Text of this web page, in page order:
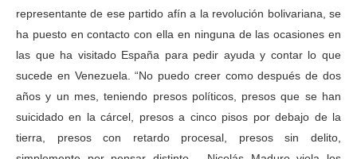
representante de ese partido afín a la revolución bolivariana, se
ha puesto en contacto con ella en ninguna de las ocasiones en
las que ha visitado España para pedir ayuda y contar lo que
sucede en Venezuela. “No puedo creer como después de dos
años y un mes, teniendo presos políticos, presos que se han
suicidado en la cárcel, presos a cinco pisos por debajo de la
tierra, presos con retardo procesal, presos sin delito,